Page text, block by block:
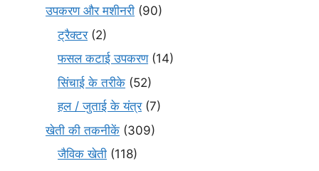
उपकरण और मशीनरी (90)
ट्रैक्टर(2)
फसल कटाई उपकरण(14)
सिंचाई के तरीके (52)
हल / जुताई के यंत्र(7)
खेती की तकनीकें (309)
जैविक खेती (118)